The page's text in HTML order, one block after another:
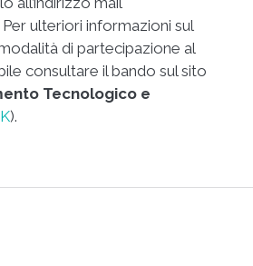
Per ulteriori informazioni sul
di partecipazione al
consultare il bando sul sito
Tecnologico e
).